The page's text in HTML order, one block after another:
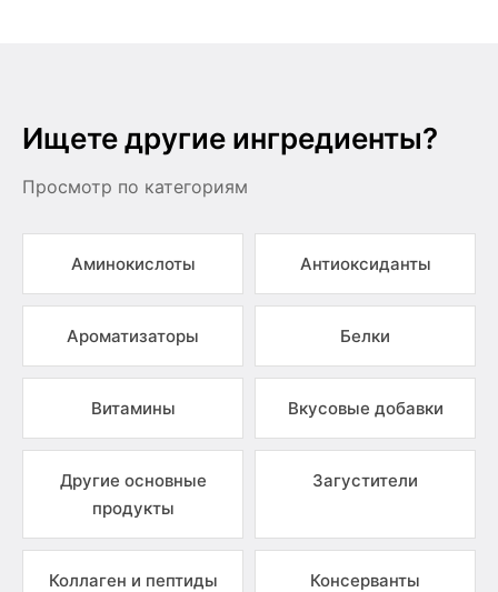
Ищете другие ингредиенты?
Просмотр по категориям
Аминокислоты Антиоксиданты
Ароматизаторы Белки
Витамины Вкусовые добавки
Другие основные
продукты
Загустители
Коллаген и пептиды Консерванты